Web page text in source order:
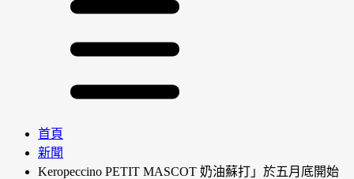
首頁
新聞
Keropeccino PETIT MASCOT 奶油蘇打」於五月底開始